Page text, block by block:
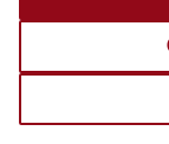
1949-01-10 ,
Ustawienia cookies